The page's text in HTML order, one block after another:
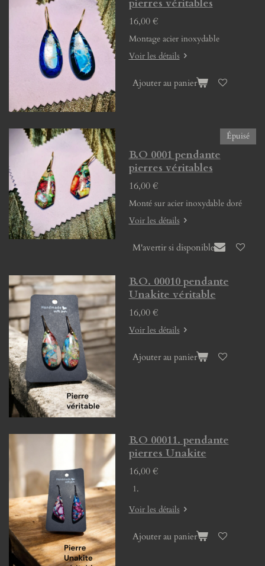
pierres véritables
16,00 €
Montage acier inoxydable
Voir les détails
Ajouter au panier
Épuisé
B.O 0001 pendante
pierres véritables
16,00 €
Monté sur acier inoxydable doré
Voir les détails
M'avertir si disponible
B.O. 00010 pendante
Unakite véritable
16,00 €
Voir les détails
Ajouter au panier
B.O 00011. pendante
pierres Unakite
16,00 €
Voir les détails
Ajouter au panier